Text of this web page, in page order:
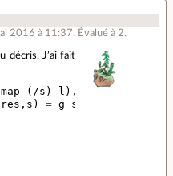
2016 à 11:37. Évalué à 2.
décris. J’ai fait
map ( /s ) l ),
res , s ) = g s